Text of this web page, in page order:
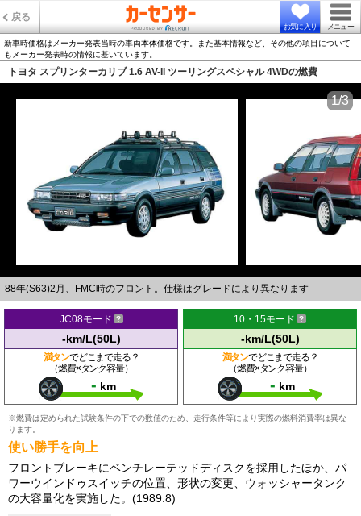
戻る
お気に入り メニュー
新車時価格はメーカー発表当時の車両本体価格です。また基本情報など、その他の項目について
もメーカー発表時の情報に基いています。
トヨタ スプリンターカリブ 1.6 AV-II ツーリングスペシャル 4WDの燃費
88年(S63)2月、FMC時のフロント。仕様はグレードにより異なります
1/3
JC08モード
-km/L(50L)
満タンでどこまで走る？
（燃費×タンク容量）
- km
10・15モード
-km/L(50L)
満タンでどこまで走る？
（燃費×タンク容量）
- km
※燃費は定められた試験条件の下での数値のため、走行条件等により実際の燃料消費率は異な
ります。
使い勝手を向上
フロントブレーキにベンチレーテッドディスクを採用したほか、パ
ワーウインドゥスイッチの位置、形状の変更、ウォッシャータンク
の大容量化を実施した。(1989.8)